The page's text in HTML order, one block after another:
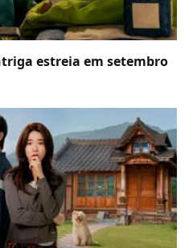
estreia em setembro